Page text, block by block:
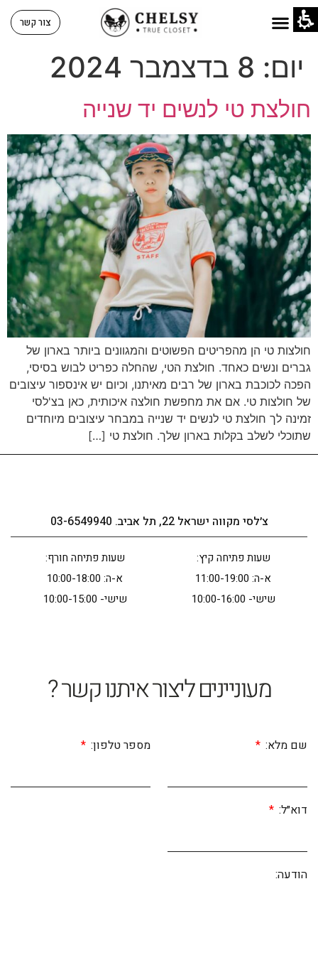
צור קשר
יום: 8 בדצמבר 2024
חולצת טי לנשים יד שנייה
חולצות טי הן מהפריטים הפשוטים והמגוונים ביותר בארון של
גברים ונשים כאחד. חולצת הטי, שהחלה כפריט לבוש בסיסי,
הפכה לכוכבת בארון של רבים מאיתנו, וכיום יש אינספור עיצובים
של חולצות טי. אם את מחפשת חולצה איכותית, כאן בצ'לסי
זמינה לך חולצת טי לנשים יד שנייה במבחר עיצובים מיוחדים
שתוכלי לשלב בקלות בארון שלך. חולצת טי […]
צ׳לסי מקווה ישראל 22, תל אביב. 03-6549940
שעות פתיחה קיץ:
א-ה: 11:00-19:00
שישי- 10:00-16:00
שעות פתיחה חורף:
א-ה: 10:00-18:00
שישי- 10:00-15:00
מעוניינים ליצור איתנו קשר ?
שם מלא: מספר טלפון:
דוא״ל:
הודעה: